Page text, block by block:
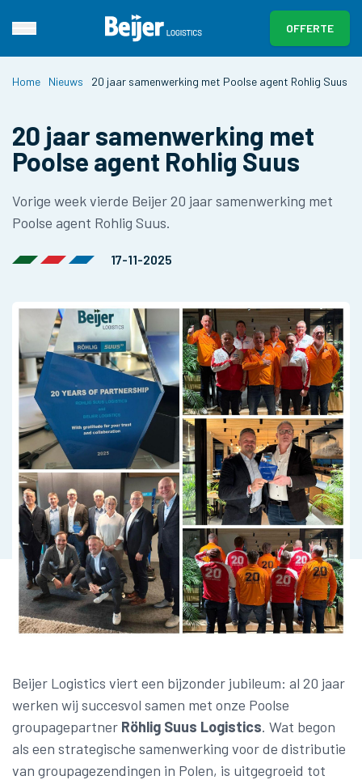
OFFERTE
Home Nieuws 20 jaar samenwerking met Poolse agent Rohlig Suus
20 jaar samenwerking met
Poolse agent Rohlig Suus
Vorige week vierde Beijer 20 jaar samenwerking met
Poolse agent Rohlig Suus.
17-11-2025
Beijer Logistics viert een bijzonder jubileum: al 20 jaar
werken wij succesvol samen met onze Poolse
groupagepartner Röhlig Suus Logistics. Wat begon
als een strategische samenwerking voor de distributie
van groupagezendingen in Polen, is uitgegroeid tot